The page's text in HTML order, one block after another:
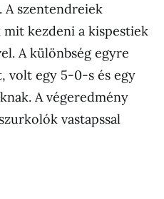
A szentendreiek
kezdeni a kispestiek
A különbség egyre
volt egy 5-0-s és egy
A végeredmény
vastapssal